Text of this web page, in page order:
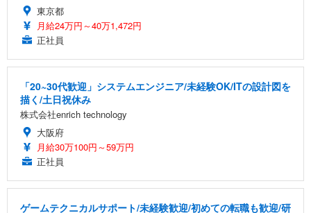
東京都
月給24万円～40万1,472円
正社員
「20~30代歓迎」システムエンジニア/未経験OK/ITの設計図を
描く/土日祝休み
株式会社enrich technology
大阪府
月給30万100円～59万円
正社員
ゲームテクニカルサポート/未経験歓迎/初めての転職も歓迎/研